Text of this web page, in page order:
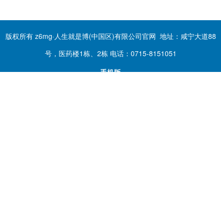
版权所有 z6mg·人生就是博(中国区)有限公司官网 地址：咸宁大道88
号，医药楼1栋、2栋 电话：0715-8151051
手机版